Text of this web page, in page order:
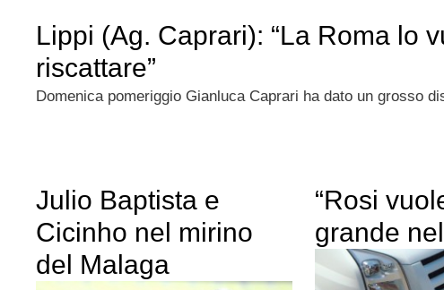
Lippi (Ag. Caprari): “La Roma lo
riscattare”
Domenica pomeriggio Gianluca Caprari ha dato un grosso
Julio Baptista e
Cicinho nel mirino
del Malaga
“Rosi
grande